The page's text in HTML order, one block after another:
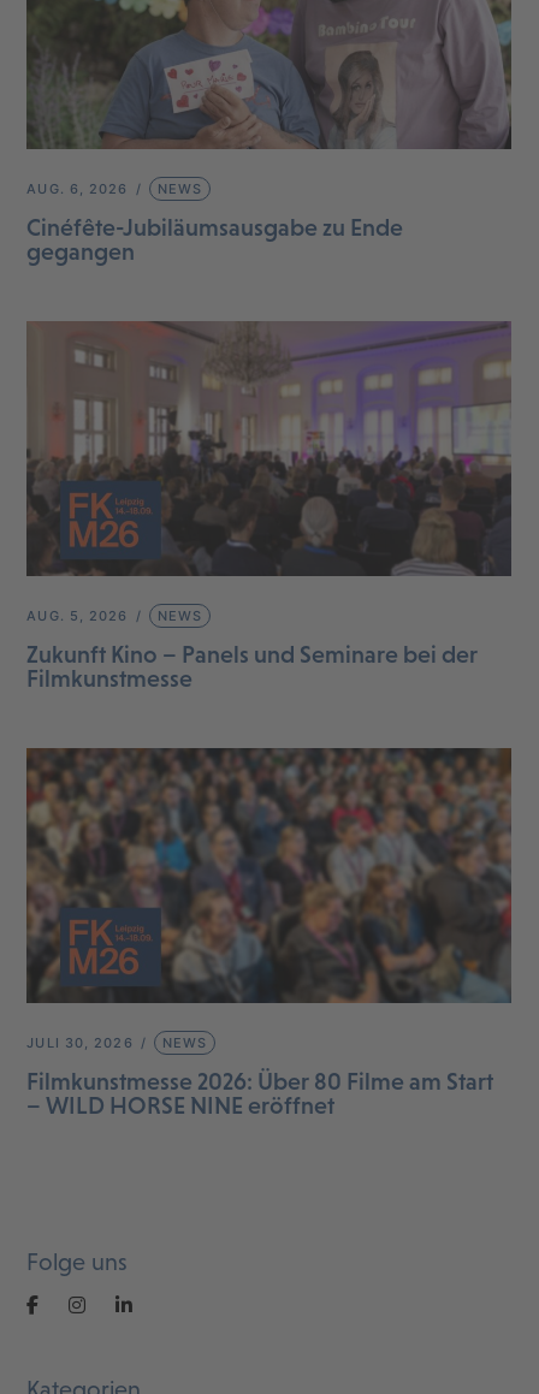
AUG. 6, 2026 NEWS
Cinéfête-Jubiläumsausgabe zu Ende
gegangen
AUG. 5, 2026 NEWS
Zukunft Kino – Panels und Seminare bei der
Filmkunstmesse
JULI 30, 2026 NEWS
Filmkunstmesse 2026: Über 80 Filme am Start
– WILD HORSE NINE eröffnet
Folge uns
Kategorien